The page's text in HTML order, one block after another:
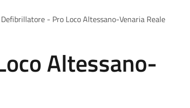
Defibrillatore - Pro Loco Altessano-Venaria Reale
Altessano-